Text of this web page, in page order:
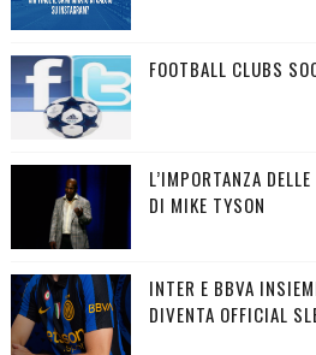
FOOTBALL CLUBS
L’IMPORTANZA
DI MIKE TYSON
INTER E BBVA
DIVENTA OFFICIAL